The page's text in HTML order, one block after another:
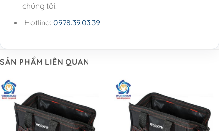
chúng tôi.
Hotline: 0978.39.03.39
SẢN PHẨM LIÊN QUAN